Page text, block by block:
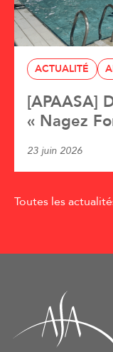
ACTUALITÉ
[APAASA]
« Nagez
23 juin 2026
Toutes les